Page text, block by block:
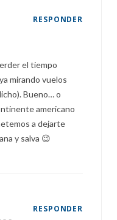
RESPONDER
el tiempo
mirando vuelos
Bueno… o
americano
a dejarte
y salva 😉
RESPONDER